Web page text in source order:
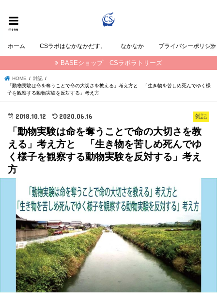
menu
ホーム CSラボはなかなかだす。 なかなか プライバシーポリシー
BASEショップ CSラボラトリーズ
HOME
雑記
「動物実験は命を奪うことで命の大切さを教える」考え方と 「生き物を苦しめ死んでゆく様
子を観察する動物実験を反対する」考え方
雑記
2018.10.12 2020.06.16
「動物実験は命を奪うことで命の大切さを教
える」考え方と 「生き物を苦しめ死んでゆ
く様子を観察する動物実験を反対する」考え
方